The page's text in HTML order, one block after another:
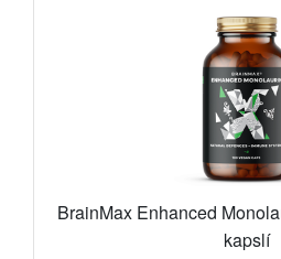
BrainMax Enhanced
kapslí